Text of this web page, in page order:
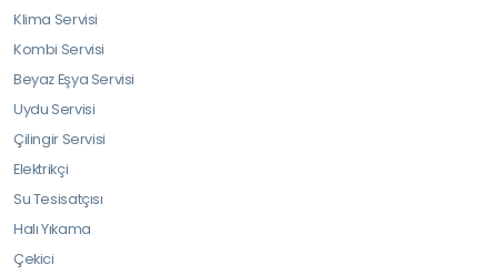
Klima Servisi
Kombi Servisi
Beyaz Eşya Servisi
Uydu Servisi
Çilingir Servisi
Elektrikçi
Su Tesisatçısı
Halı Yıkama
Çekici